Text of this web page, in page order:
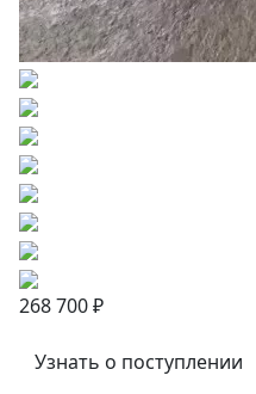
268 700 ₽
Узнать о поступлении